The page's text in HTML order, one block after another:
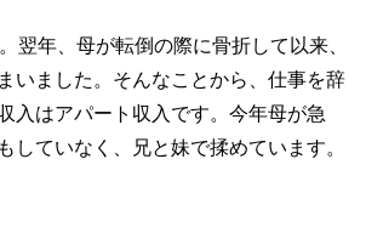
翌年、母が転倒の際に骨折して以来、
いました。そんなことから、仕事を辞
入はアパート収入です。今年母が急
していなく、兄と妹で揉めています。